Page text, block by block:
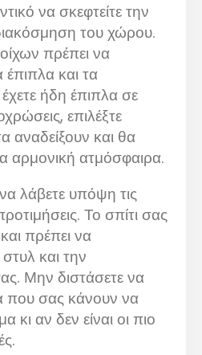
να σκεφτείτε την
του χώρου.
πρέπει να
και τα
ήδη έπιπλα σε
επιλέξτε
και θα
αρμονική ατμόσφαιρα.
λάβετε υπόψη τις
Το σπίτι σας
πρέπει να
στυλ και την
Μην διστάσετε να
που σας κάνουν να
κι αν δεν είναι οι πιο